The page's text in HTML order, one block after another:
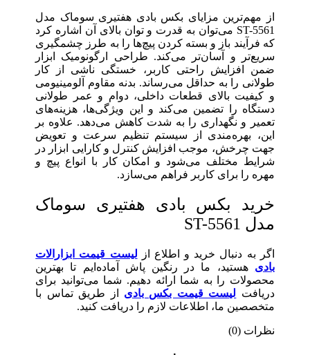
از مهم‌ترین مزایای بکس بادی هفتیری سوماک مدل
ST-5561 می‌توان به قدرت و توان بالای آن اشاره کرد
که فرآیند باز و بسته کردن پیچ‌ها را به طرز چشمگیری
سریع‌تر و آسان‌تر می‌کند. طراحی ارگونومیک ابزار
ضمن افزایش راحتی کاربر، خستگی ناشی از کار
طولانی را به حداقل می‌رساند. بدنه مقاوم آلومینیومی
و کیفیت بالای قطعات داخلی، دوام و عمر طولانی
دستگاه را تضمین می‌کند و این ویژگی‌ها، هزینه‌های
تعمیر و نگهداری را به شدت کاهش می‌دهد. علاوه بر
این، بهره‌مندی از سیستم تنظیم سرعت و تعویض
جهت چرخش، موجب افزایش کنترل و کارایی ابزار در
شرایط مختلف می‌شود و امکان کار با انواع پیچ و
مهره را برای کاربر فراهم می‌سازد.
خرید بکس بادی هفتیری سوماک
مدل ST-5561
اگر به دنبال خرید و اطلاع از لیست قیمت ابزارالات
بادی هستید، ما در رنگین پاش آماده‌ایم تا بهترین
محصولات را به شما ارائه دهیم. شما می‌توانید برای
دریافت لیست قیمت بکس بادی از طریق تماس با
متخصصین ما، اطلاعات لازم را دریافت کنید.
نظرات (0)